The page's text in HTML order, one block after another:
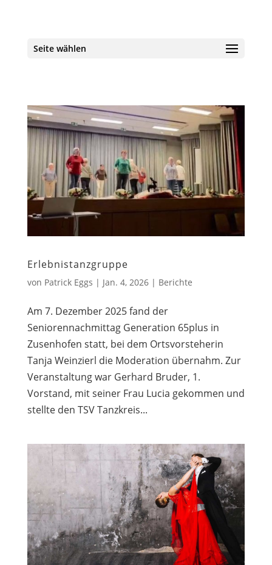
Seite wählen
Erlebnistanzgruppe
von Patrick Eggs | Jan. 4, 2026| Berichte
Am 7. Dezember 2025 fand der
Seniorennachmittag Generation 65plus in
Zusenhofen statt, bei dem Ortsvorsteherin
Tanja Weinzierl die Moderation übernahm. Zur
Veranstaltung war Gerhard Bruder, 1.
Vorstand, mit seiner Frau Lucia gekommen und
stellte den TSV Tanzkreis...